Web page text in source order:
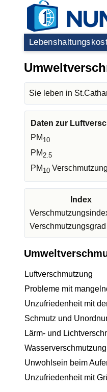
Sie leben in
Daten zur
PM 10
PM2.5
PM 10
Index
Verschmutzungsgrad
Luftverschmutzung
Probleme mit
Unzufriedenheit mit
Schmutz und
Lärm- und
Wasserverschmutzung
Unwohlsein beim
Unzufriedenheit mit